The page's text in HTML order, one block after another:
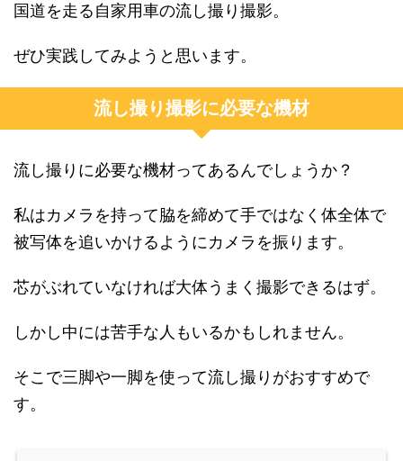
国道を走る自家用車の流し撮り撮影。
ぜひ実践してみようと思います。
流し撮り撮影に必要な機材
流し撮りに必要な機材ってあるんでしょうか？
私はカメラを持って脇を締めて手ではなく体全体で
被写体を追いかけるようにカメラを振ります。
芯がぶれていなければ大体うまく撮影できるはず。
しかし中には苦手な人もいるかもしれません。
そこで三脚や一脚を使って流し撮りがおすすめで
す。